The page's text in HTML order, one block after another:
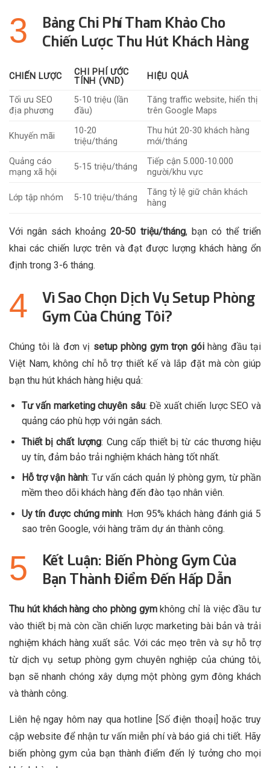
Bảng Chi Phí Tham Khảo Cho
Chiến Lược Thu Hút Khách Hàng
CHIẾN LƯỢC
CHI PHÍ ƯỚC
TÍNH (VND)
HIỆU QUẢ
Tối ưu SEO
địa phương
5-10 triệu (lần
đầu)
Tăng traffic website, hiển thị
trên Google Maps
Khuyến mãi
10-20
triệu/tháng
Thu hút 20-30 khách hàng
mới/tháng
Quảng cáo
mạng xã hội
5-15 triệu/tháng
Tiếp cận 5.000-10.000
người/khu vực
Lớp tập nhóm 5-10 triệu/tháng
Tăng tỷ lệ giữ chân khách
hàng
Với ngân sách khoảng20-50 triệu/tháng, bạn có thể triển
khai các chiến lược trên và đạt được lượng khách hàng ổn
định trong 3-6 tháng.
Vì Sao Chọn Dịch Vụ Setup Phòng
Gym Của Chúng Tôi?
Chúng tôi là đơn vị setup phòng gym trọn góihàng đầu tại
Việt Nam, không chỉ hỗ trợ thiết kế và lắp đặt mà còn giúp
bạn thu hút khách hàng hiệu quả:
Tư vấn marketing chuyên sâu: Đề xuất chiến lược SEO và
quảng cáo phù hợp với ngân sách.
Thiết bị chất lượng: Cung cấp thiết bị từ các thương hiệu
uy tín, đảm bảo trải nghiệm khách hàng tốt nhất.
Hỗ trợ vận hành: Tư vấn cách quản lý phòng gym, từ phần
mềm theo dõi khách hàng đến đào tạo nhân viên.
Uy tín được chứng minh: Hơn 95% khách hàng đánh giá 5
sao trên Google, với hàng trăm dự án thành công.
Kết Luận: Biến Phòng Gym Của
Bạn Thành Điểm Đến Hấp Dẫn
Thu hút khách hàng cho phòng gymkhông chỉ là việc đầu tư
vào thiết bị mà còn cần chiến lược marketing bài bản và trải
nghiệm khách hàng xuất sắc. Với các mẹo trên và sự hỗ trợ
từ dịch vụ setup phòng gym chuyên nghiệp của chúng tôi,
bạn sẽ nhanh chóng xây dựng một phòng gym đông khách
và thành công.
Liên hệ ngay hôm nay qua hotline [Số điện thoại] hoặc truy
cập website để nhận tư vấn miễn phí và báo giá chi tiết. Hãy
biến phòng gym của bạn thành điểm đến lý tưởng cho mọi